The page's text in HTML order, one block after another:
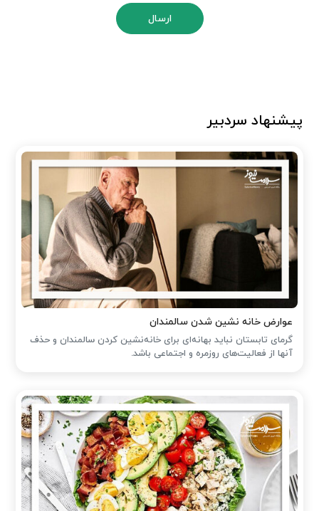
ارسال
پیشنهاد سردبیر
عوارض خانه نشین شدن سالمندان
گرمای تابستان نباید بهانه‌ای برای خانه‌نشین کردن سالمندان و حذف
آنها از فعالیت‌های روزمره و اجتماعی باشد.